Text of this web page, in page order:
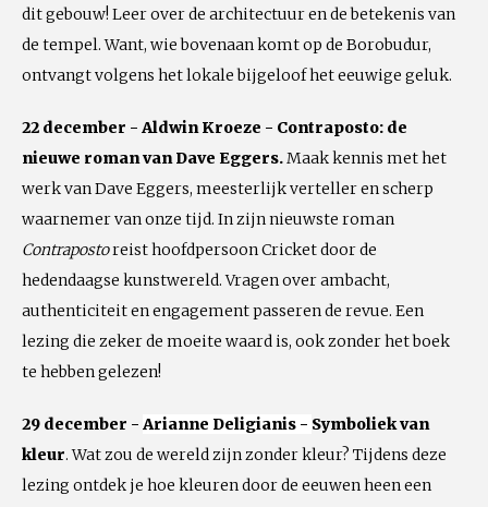
dit gebouw! Leer over de architectuur en de betekenis van
de tempel. Want, wie bovenaan komt op de Borobudur,
ontvangt volgens het lokale bijgeloof het eeuwige geluk.
22 december - Aldwin Kroeze - Contraposto: de
nieuwe roman van Dave Eggers.Maak kennis met het
werk van Dave Eggers, meesterlijk verteller en scherp
waarnemer van onze tijd. In zijn nieuwste roman
Contrapostoreist hoofdpersoon Cricket door de
hedendaagse kunstwereld. Vragen over ambacht,
authenticiteit en engagement passeren de revue. Een
lezing die zeker de moeite waard is, ook zonder het boek
te hebben gelezen!
29 december - Arianne Deligianis - Symboliek van
kleur. Wat zou de wereld zijn zonder kleur? Tijdens deze
lezing ontdek je hoe kleuren door de eeuwen heen een